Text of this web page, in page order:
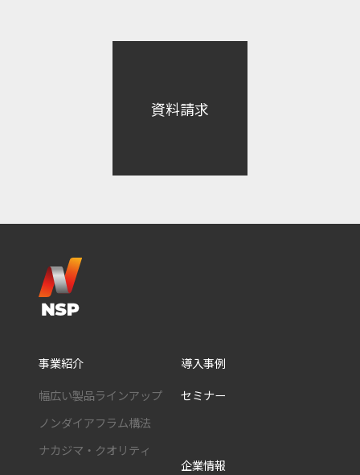
資料請求
事業紹介
幅広い製品ラインアップ
ノンダイアフラム構法
ナカジマ・クオリティ
導入事例
セミナー
企業情報